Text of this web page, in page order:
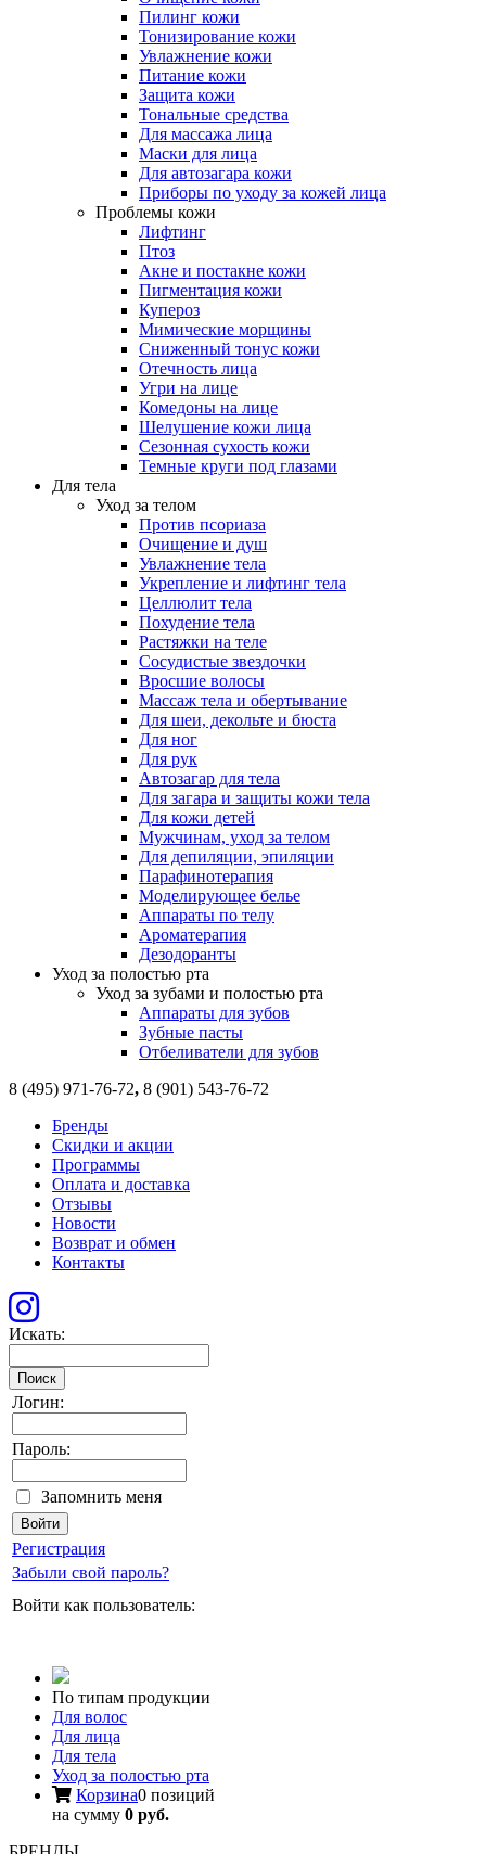
Пилинг кожи
Тонизирование кожи
Увлажнение кожи
Питание кожи
Защита кожи
Тональные средства
Для массажа лица
Маски для лица
Для автозагара кожи
Приборы по уходу за кожей лица
Проблемы кожи
Лифтинг
Птоз
Акне и постакне кожи
Пигментация кожи
Купероз
Мимические морщины
Сниженный тонус кожи
Отечность лица
Угри на лице
Комедоны на лице
Шелушение кожи лица
Сезонная сухость кожи
Темные круги под глазами
Для тела
Уход за телом
Против псориаза
Очищение и душ
Увлажнение тела
Укрепление и лифтинг тела
Целлюлит тела
Похудение тела
Растяжки на теле
Сосудистые звездочки
Вросшие волосы
Массаж тела и обертывание
Для шеи, декольте и бюста
Для ног
Для рук
Автозагар для тела
Для загара и защиты кожи тела
Для кожи детей
Мужчинам, уход за телом
Для депиляции, эпиляции
Парафинотерапия
Моделирующее белье
Аппараты по телу
Ароматерапия
Дезодоранты
Уход за полостью рта
Уход за зубами и полостью рта
Аппараты для зубов
Зубные пасты
Отбеливатели для зубов
8 (495) 971-76-72, 8 (901) 543-76-72
Бренды
Скидки и акции
Программы
Оплата и доставка
Отзывы
Новости
Возврат и обмен
Контакты
Искать:
Поиск
Логин:
Пароль:
Запомнить меня
Регистрация
Забыли свой пароль?
Войти как пользователь:
По типам продукции
Для волос
Для лица
Для тела
Уход за полостью рта
Корзина0 позиций
на сумму 0 руб.